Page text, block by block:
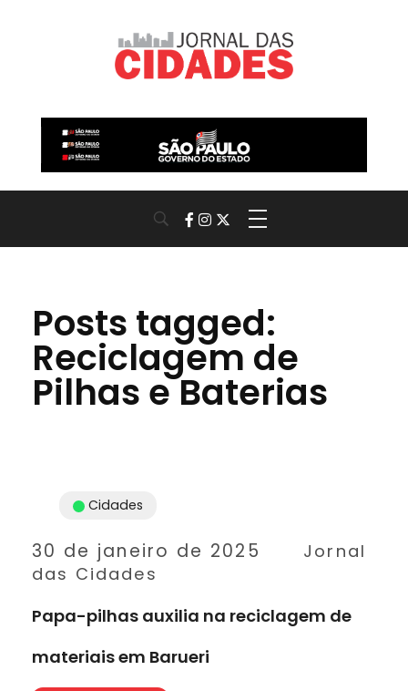
Posts tagged:
Reciclagem de
Pilhas e Baterias
30 de janeiro de 2025
Jornal
das Cidades
Cidades
Papa-pilhas auxilia na reciclagem de
materiais em Barueri